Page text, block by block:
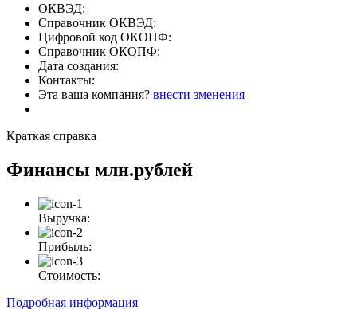
ОКВЭД:
Справочник ОКВЭД:
Цифровой код ОКОПФ:
Справочник ОКОПФ:
Дата создания:
Контакты:
Эта ваша компания? внести зменения
Краткая справка
Финансы млн.рублей
Выручка:
Прибыль:
Стоимость:
Подробная информация